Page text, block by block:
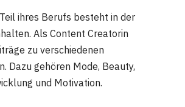
ihres Berufs besteht in der
Als Content Creatorin
zu verschiedenen
Dazu gehören Mode, Beauty,
und Motivation.